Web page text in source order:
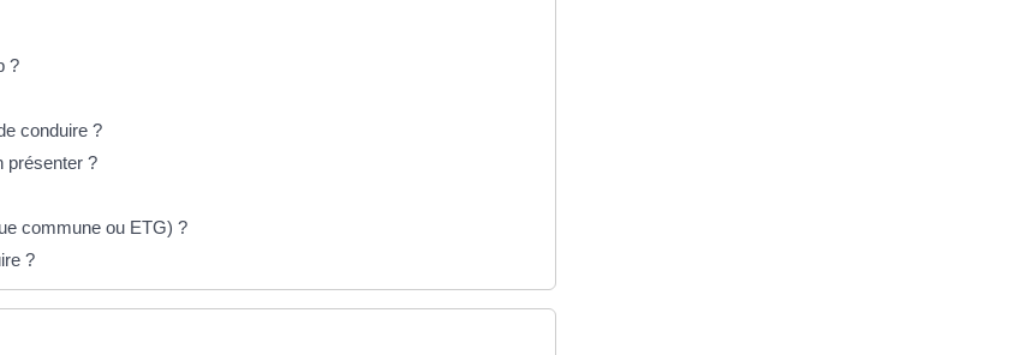
?
conduire ?
présenter ?
commune ou ETG) ?
?